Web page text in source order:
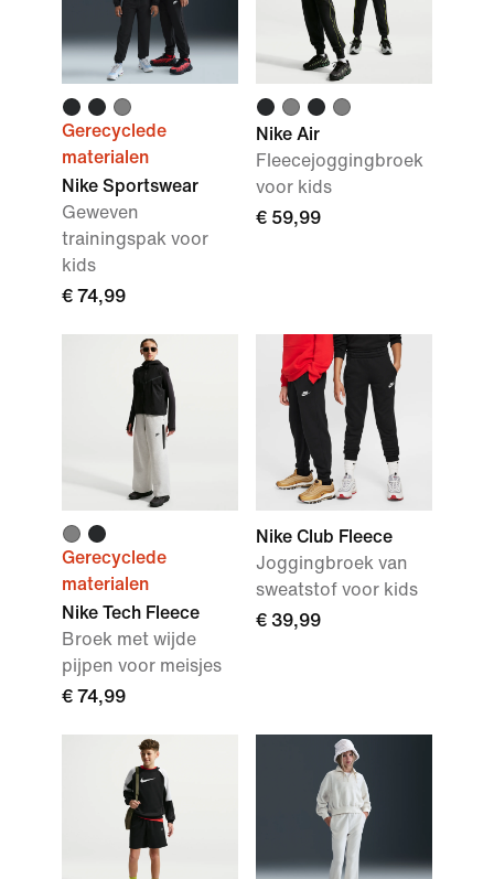
Gerecyclede
materialen
Nike Sportswear
Geweven
trainingspak voor
kids
€ 74,99
Nike Air
Fleecejoggingbroek
voor kids
€ 59,99
Gerecyclede
materialen
Nike Tech Fleece
Broek met wijde
pijpen voor meisjes
€ 74,99
Nike Club Fleece
Joggingbroek van
sweatstof voor kids
€ 39,99